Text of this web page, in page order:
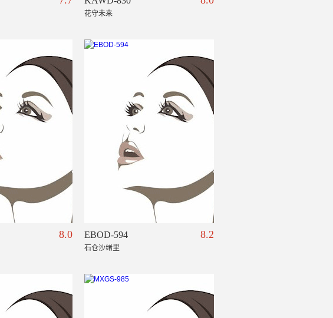
花守未来
8.0 EBOD-594 8.2
石仓沙绪里